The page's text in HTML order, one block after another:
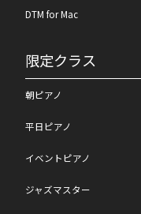
DTM for Mac
限定クラス
朝ピアノ
平日ピアノ
イベントピアノ
ジャズマスター